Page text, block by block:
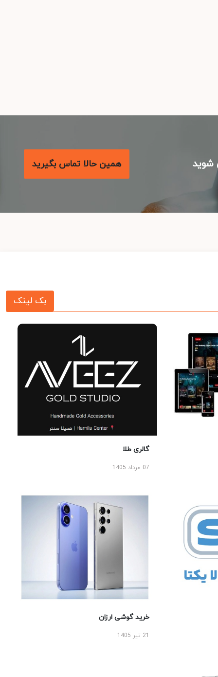
همین حالا تماس بگیرید
بک لینک
گالری طلا
07 مرداد 1405
خرید گوشی ارزان